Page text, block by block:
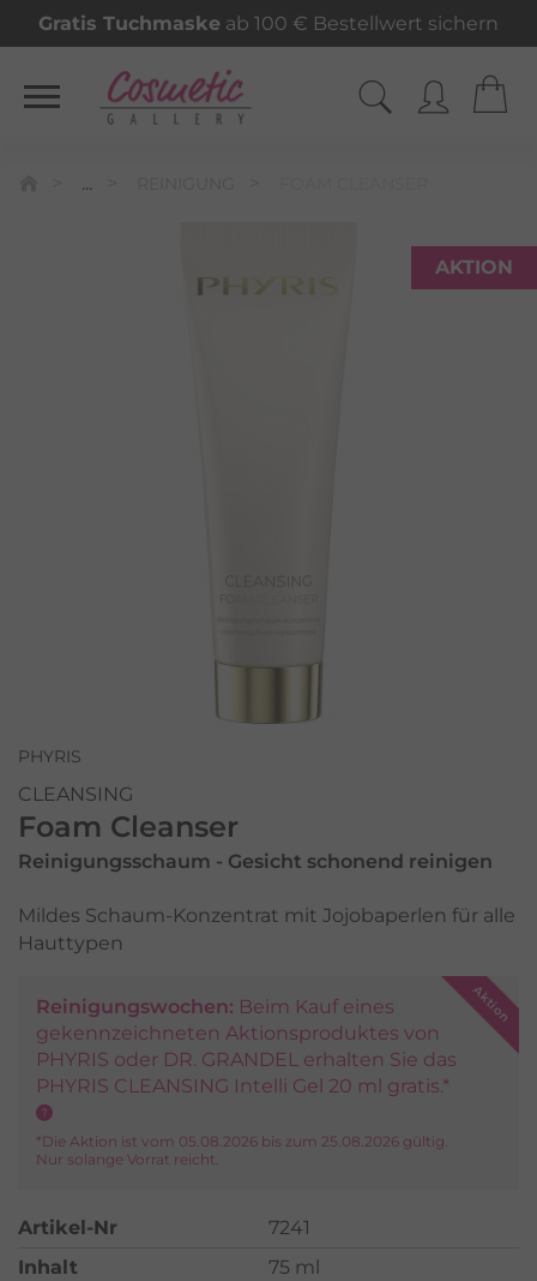
Gratis Tuchmaske ab 100 € Bestellwert sichern
...
AKTION
PHYRIS
CLEANSING
Foam Cleanser
Reinigungsschaum - Gesicht schonend reinigen
Mildes Schaum-Konzentrat mit Jojobaperlen für alle
Hauttypen
Reinigungswochen: Beim Kauf eines
gekennzeichneten Aktionsproduktes von
PHYRIS oder DR. GRANDEL erhalten Sie das
PHYRIS CLEANSING Intelli Gel 20 ml gratis.*
*Die Aktion ist vom 05.08.2026 bis zum 25.08.2026 gültig.
Nur solange Vorrat reicht.
Artikel-Nr
7241
Inhalt
75 ml